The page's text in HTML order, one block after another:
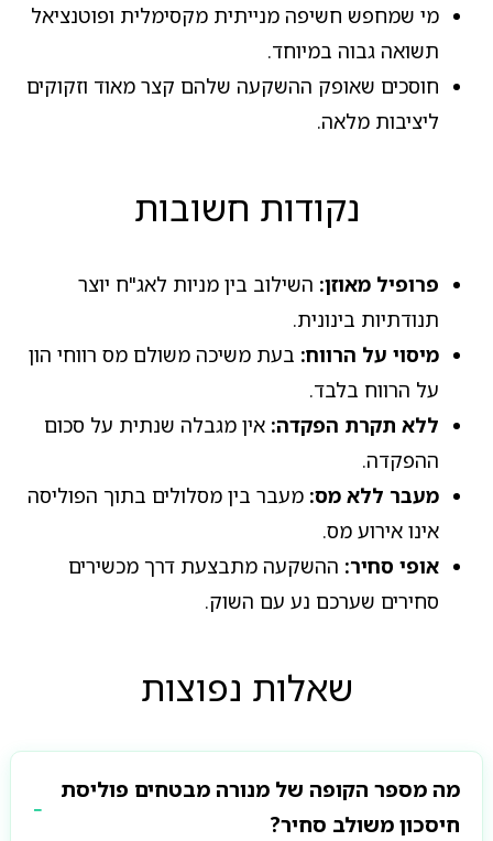
מי שמחפש חשיפה מנייתית מקסימלית ופוטנציאל
תשואה גבוה במיוחד.
חוסכים שאופק ההשקעה שלהם קצר מאוד וזקוקים
ליציבות מלאה.
נקודות חשובות
פרופיל מאוזן: השילוב בין מניות לאג"ח יוצר
תנודתיות בינונית.
מיסוי על הרווח: בעת משיכה משולם מס רווחי הון
על הרווח בלבד.
ללא תקרת הפקדה: אין מגבלה שנתית על סכום
ההפקדה.
מעבר ללא מס: מעבר בין מסלולים בתוך הפוליסה
אינו אירוע מס.
אופי סחיר: ההשקעה מתבצעת דרך מכשירים
סחירים שערכם נע עם השוק.
שאלות נפוצות
מה מספר הקופה של מנורה מבטחים פוליסת
חיסכון משולב סחיר?